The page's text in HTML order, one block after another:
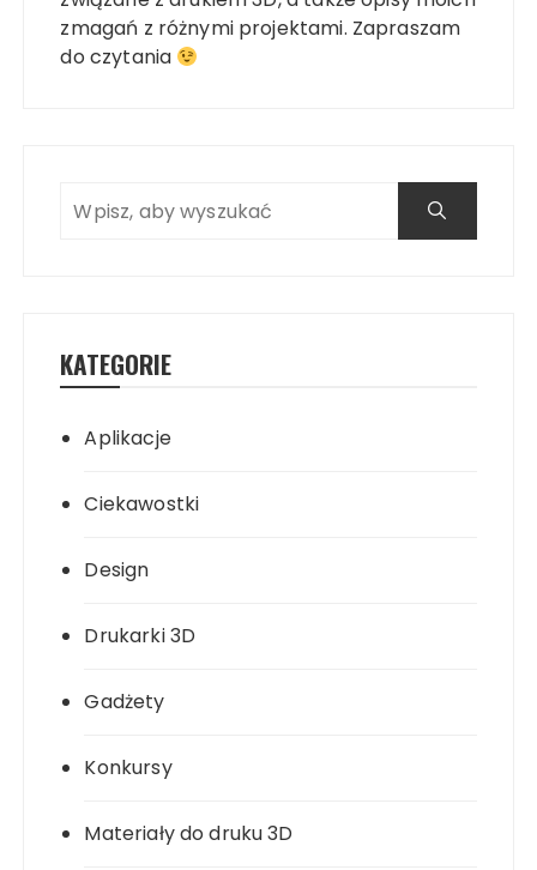
zmagań z różnymi projektami. Zapraszam
do czytania
KATEGORIE
Aplikacje
Ciekawostki
Design
Drukarki 3D
Gadżety
Konkursy
Materiały do druku 3D